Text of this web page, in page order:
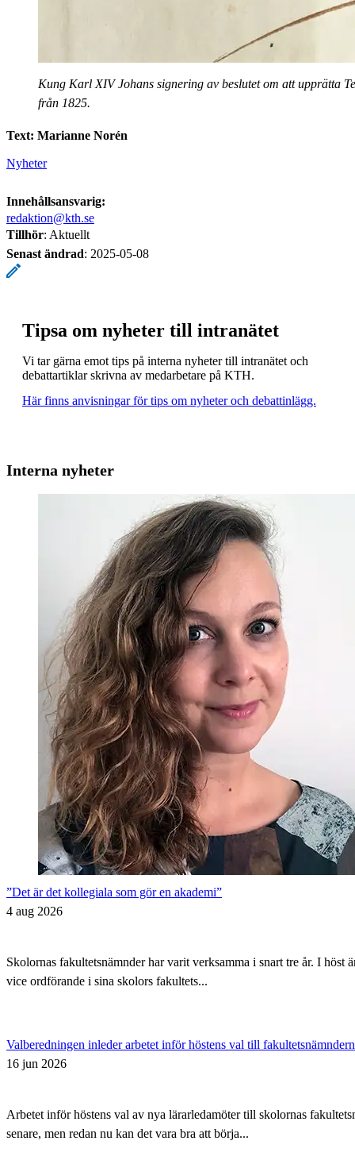
Kung Karl XIV Johans signering av beslutet om att upprätta
från 1825.
Text: Marianne Norén
Nyheter
Innehållsansvarig:
redaktion@kth.se
Tillhör: Aktuellt
Senast ändrad: 2025-05-08
Tipsa om nyheter till intranätet
Vi tar gärna emot tips på interna nyheter till intranätet och
debattartiklar skrivna av medarbetare på KTH.
Här finns anvisningar för tips om nyheter och debattinlägg.
Interna nyheter
”Det är det kollegiala som gör en akademi”
4 aug 2026
Skolornas fakultetsnämnder har varit verksamma i snart tre år. I
vice ordförande i sina skolors fakultets...
Valberedningen inleder arbetet inför höstens val till
16 jun 2026
Arbetet inför höstens val av nya lärarledamöter till skolornas
senare, men redan nu kan det vara bra att börja...